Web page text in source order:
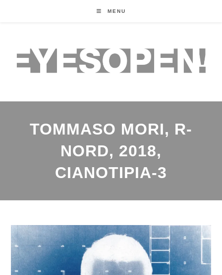
MENU
TOMMASO MORI, R-
NORD, 2018,
CIANOTIPIA-3